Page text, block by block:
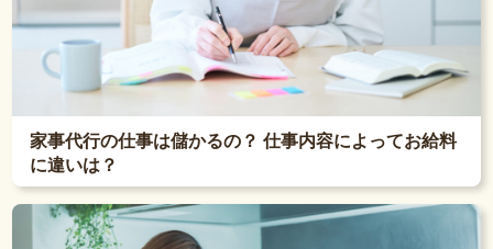
家事代行の仕事は儲かるの？ 仕事内容によってお給料
に違いは？